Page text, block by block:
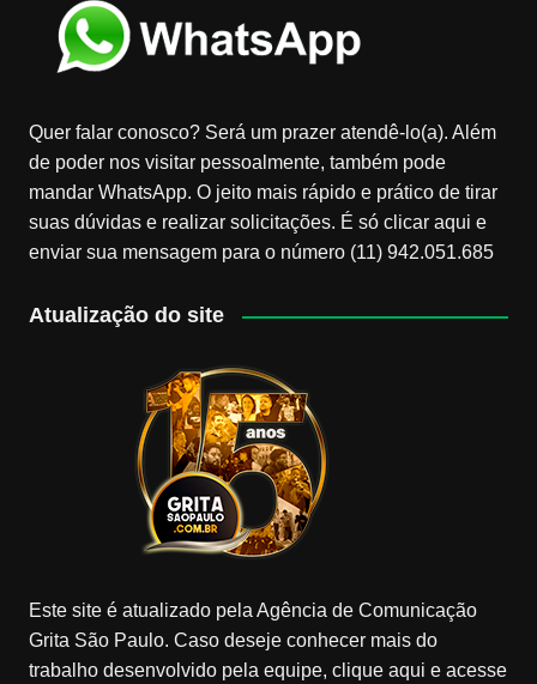
Quer falar conosco? Será um prazer atendê-lo(a). Além
de poder nos visitar pessoalmente, também pode
mandar WhatsApp. O jeito mais rápido e prático de tirar
suas dúvidas e realizar solicitações. É só clicar aqui e
enviar sua mensagem para o número (11) 942.051.685
Atualização do site
Este site é atualizado pela Agência de Comunicação
Grita São Paulo. Caso deseje conhecer mais do
trabalho desenvolvido pela equipe, clique aqui e acesse